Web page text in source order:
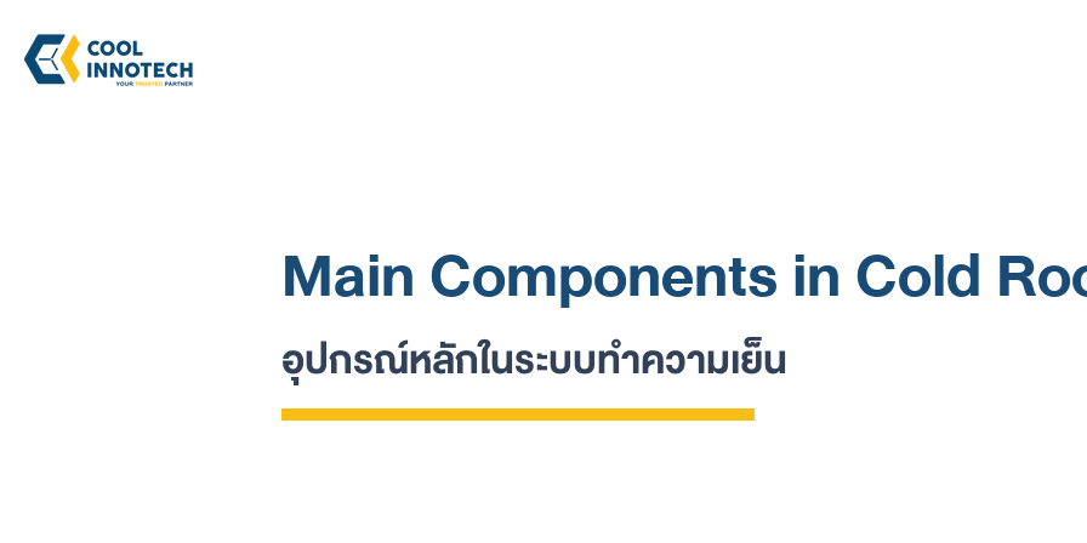
Main Components in Cold
อุปกรณ์หลักในระบบทำความเย็น